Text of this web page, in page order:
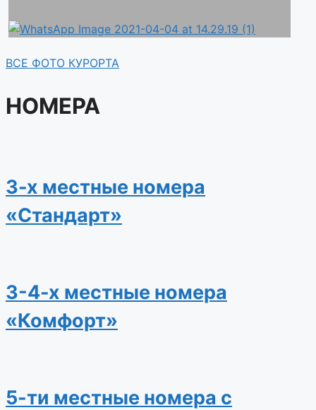
ВСЕ ФОТО КУРОРТА
НОМЕРА
3-х местные номера
«Стандарт»
3-4-х местные номера
«Комфорт»
5-ти местные номера с